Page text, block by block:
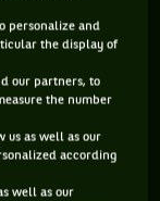
Mertens, puis
Pegula et
récit pour la
Paris, visait une
personalize and
the display of
our partners, to
the number
us as well as our
according
well as our